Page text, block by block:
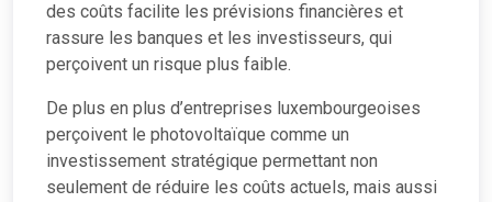
des coûts facilite les prévisions financières et
rassure les banques et les investisseurs, qui
perçoivent un risque plus faible.
De plus en plus d’entreprises luxembourgeoises
perçoivent le photovoltaïque comme un
investissement stratégique permettant non
seulement de réduire les coûts actuels, mais aussi